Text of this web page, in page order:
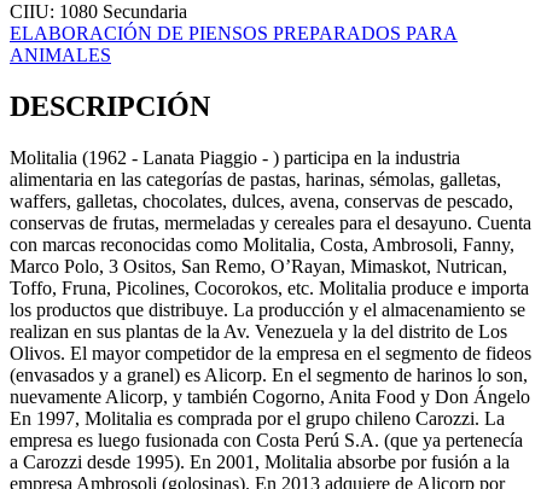
CIIU: 1080 Secundaria
ELABORACIÓN DE PIENSOS PREPARADOS PARA
ANIMALES
DESCRIPCIÓN
Molitalia (1962 - Lanata Piaggio - ) participa en la industria
alimentaria en las categorías de pastas, harinas, sémolas, galletas,
waffers, galletas, chocolates, dulces, avena, conservas de pescado,
conservas de frutas, mermeladas y cereales para el desayuno. Cuenta
con marcas reconocidas como Molitalia, Costa, Ambrosoli, Fanny,
Marco Polo, 3 Ositos, San Remo, O’Rayan, Mimaskot, Nutrican,
Toffo, Fruna, Picolines, Cocorokos, etc. Molitalia produce e importa
los productos que distribuye. La producción y el almacenamiento se
realizan en sus plantas de la Av. Venezuela y la del distrito de Los
Olivos. El mayor competidor de la empresa en el segmento de fideos
(envasados y a granel) es Alicorp. En el segmento de harinos lo son,
nuevamente Alicorp, y también Cogorno, Anita Food y Don Ángelo
En 1997, Molitalia es comprada por el grupo chileno Carozzi. La
empresa es luego fusionada con Costa Perú S.A. (que ya pertenecía
a Carozzi desde 1995). En 2001, Molitalia absorbe por fusión a la
empresa Ambrosoli (golosinas). En 2013 adquiere de Alicorp por